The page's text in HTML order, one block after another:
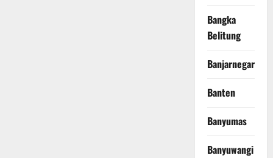
Bangka
Belitung
Banjarnegara
Banten
Banyumas
Banyuwangi